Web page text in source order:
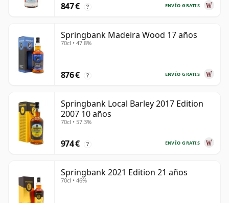
ENVÍO GRATIS
847 € ?
Springbank Madeira Wood 17 años
70cl • 47.8%
ENVÍO GRATIS
876 € ?
Springbank Local Barley 2017 Edition
2007 10 años
70cl • 57.3%
ENVÍO GRATIS
974 € ?
Springbank 2021 Edition 21 años
70cl • 46%